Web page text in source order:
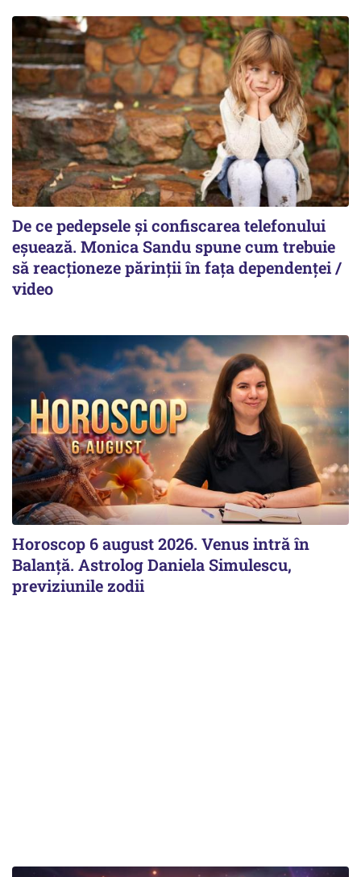
De ce pedepsele și confiscarea telefonului
eșuează. Monica Sandu spune cum trebuie
să reacționeze părinții în fața dependenței /
video
Horoscop 6 august 2026. Venus intră în
Balanță. Astrolog Daniela Simulescu,
previziunile zodii